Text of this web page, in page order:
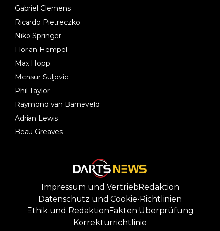
Gabriel Clemens
Ricardo Pietreczko
Niko Springer
Florian Hempel
Max Hopp
Mensur Suljovic
Phil Taylor
Raymond van Barneveld
Adrian Lewis
Beau Greaves
Impressum und VertriebRedaktion
Datenschutz und Cookie-Richtlinien
Ethik und RedaktionFakten Überprüfung
Korrekturrichtlinie